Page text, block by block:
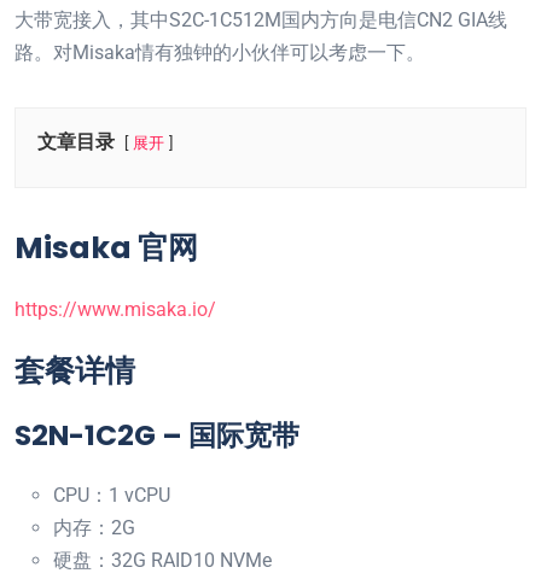
大带宽接入，其中S2C-1C512M国内方向是电信CN2 GIA线
路。对Misaka情有独钟的小伙伴可以考虑一下。
文章目录 展开
Misaka 官网
https://www.misaka.io/
套餐详情
S2N-1C2G – 国际宽带
CPU：1 vCPU
内存：2G
硬盘：32G RAID10 NVMe